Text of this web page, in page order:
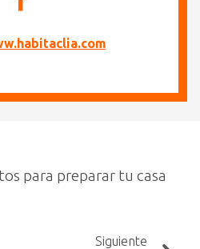
para preparar tu casa
Siguiente